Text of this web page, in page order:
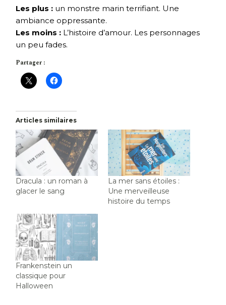
Les plus : un monstre marin terrifiant. Une
ambiance oppressante.
Les moins : L’histoire d’amour. Les personnages
un peu fades.
Partager :
Articles similaires
Dracula : un roman à
glacer le sang
La mer sans étoiles :
Une merveilleuse
histoire du temps
Frankenstein un
classique pour
Halloween